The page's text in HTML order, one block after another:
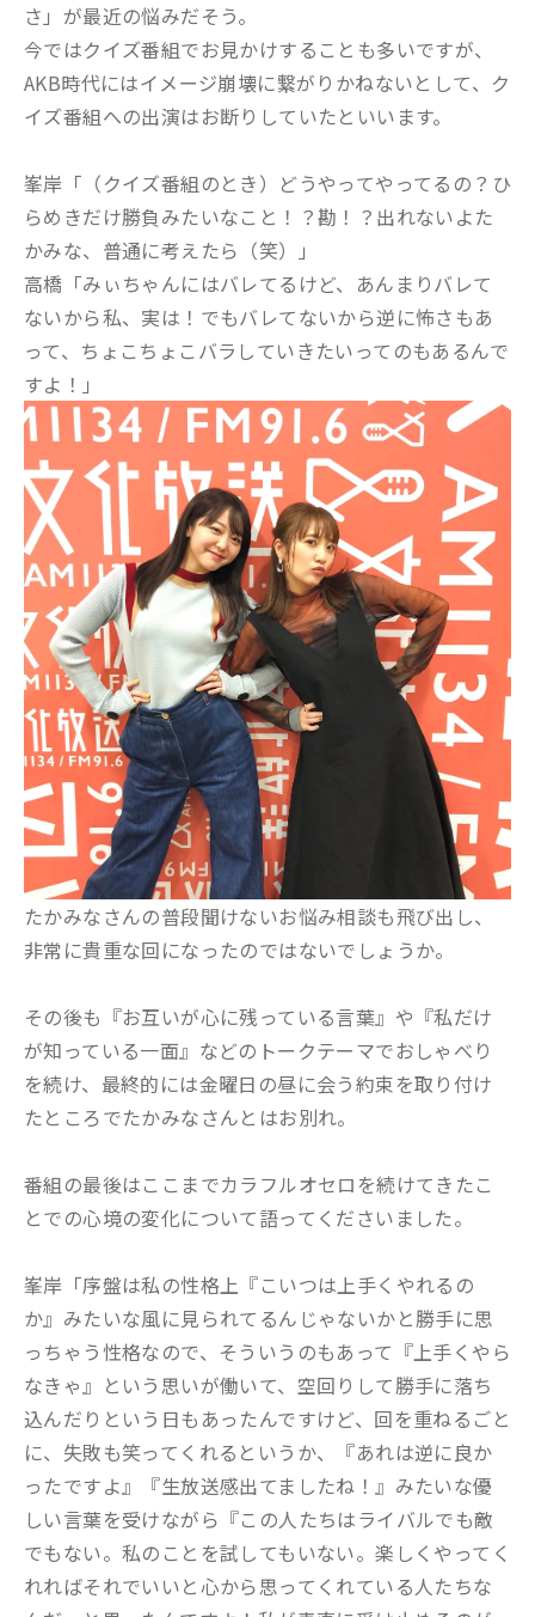
さ」が最近の悩みだそう。
今ではクイズ番組でお見かけすることも多いですが、
AKB時代にはイメージ崩壊に繋がりかねないとして、ク
イズ番組への出演はお断りしていたといいます。
峯岸「（クイズ番組のとき）どうやってやってるの？ひ
らめきだけ勝負みたいなこと！？勘！？出れないよた
かみな、普通に考えたら（笑）」
高橋「みぃちゃんにはバレてるけど、あんまりバレて
ないから私、実は！でもバレてないから逆に怖さもあ
って、ちょこちょこバラしていきたいってのもあるんで
すよ！」
たかみなさんの普段聞けないお悩み相談も飛び出し、
非常に貴重な回になったのではないでしょうか。
その後も『お互いが心に残っている言葉』や『私だけ
が知っている一面』などのトークテーマでおしゃべり
を続け、最終的には金曜日の昼に会う約束を取り付け
たところでたかみなさんとはお別れ。
番組の最後はここまでカラフルオセロを続けてきたこ
とでの心境の変化について語ってくださいました。
峯岸「序盤は私の性格上『こいつは上手くやれるの
か』みたいな風に見られてるんじゃないかと勝手に思
っちゃう性格なので、そういうのもあって『上手くやら
なきゃ』という思いが働いて、空回りして勝手に落ち
込んだりという日もあったんですけど、回を重ねるごと
に、失敗も笑ってくれるというか、『あれは逆に良か
ったですよ』『生放送感出てましたね！』みたいな優
しい言葉を受けながら『この人たちはライバルでも敵
でもない。私のことを試してもいない。楽しくやってく
れればそれでいいと心から思ってくれている人たちな